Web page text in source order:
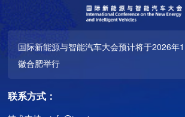
国际新能源与智能汽车大会预计将于2026年
徽合肥举行
联系方式：